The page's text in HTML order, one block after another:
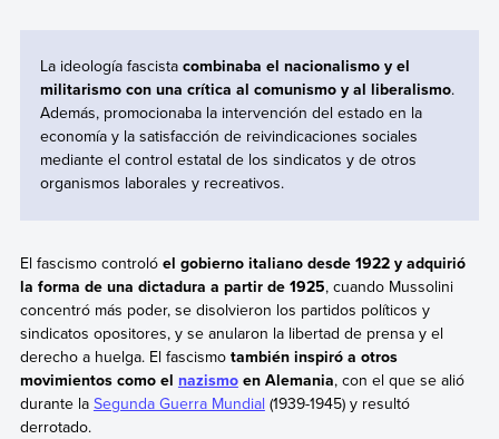
La ideología fascista combinaba el nacionalismo y el
militarismo con una crítica al comunismo y al liberalismo.
Además, promocionaba la intervención del estado en la
economía y la satisfacción de reivindicaciones sociales
mediante el control estatal de los sindicatos y de otros
organismos laborales y recreativos.
El fascismo controlóel gobierno italiano desde 1922 y adquirió
la forma de una dictadura a partir de 1925, cuando Mussolini
concentró más poder, se disolvieron los partidos políticos y
sindicatos opositores, y se anularon la libertad de prensa y el
derecho a huelga. El fascismotambién inspiró a otros
movimientos como el nazismoen Alemania, con el que se alió
durante la Segunda Guerra Mundial (1939-1945) y resultó
derrotado.